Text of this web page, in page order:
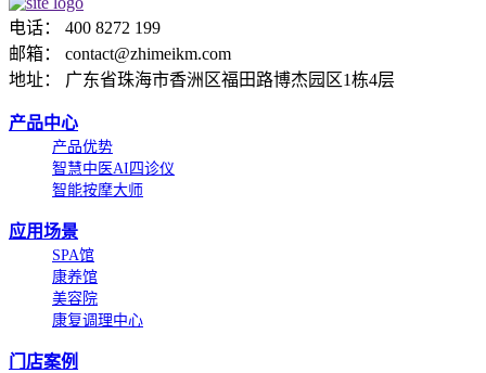
电话： 400 8272 199
邮箱： contact@zhimeikm.com
地址： 广东省珠海市香洲区福田路博杰园区1栋4层
产品中心
产品优势
智慧中医AI四诊仪
智能按摩大师
应用场景
SPA馆
康养馆
美容院
康复调理中心
门店案例